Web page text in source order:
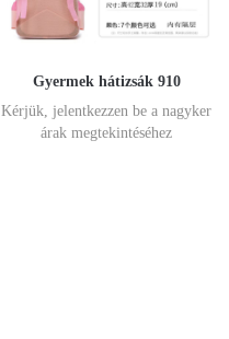
Gyermek hátizsák 910
Kérjük, jelentkezzen be a nagyker
árak megtekintéséhez